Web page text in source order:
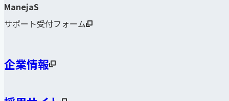
ManejaS
サポート受付フォーム
企業情報